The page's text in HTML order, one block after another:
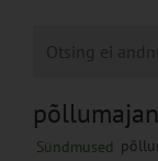
Otsing ei
Sündmused